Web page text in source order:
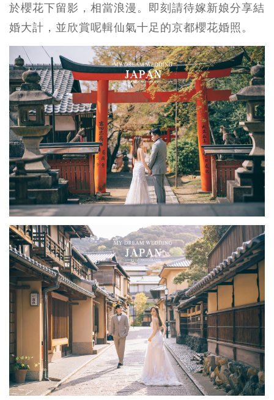
於櫻花下留影，相當浪漫。即刻請待嫁新娘分享結
婚大計，並欣賞呢輯仙氣十足的京都櫻花婚照。